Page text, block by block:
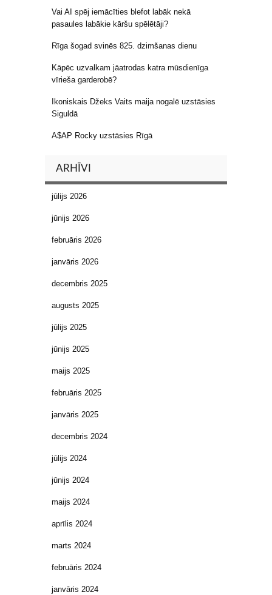
Vai AI spēj iemācīties blefot labāk nekā
pasaules labākie kāršu spēlētāji?
Rīga šogad svinēs 825. dzimšanas dienu
Kāpēc uzvalkam jāatrodas katra mūsdienīga
vīrieša garderobē?
Ikoniskais Džeks Vaits maija nogalē uzstāsies
Siguldā
A$AP Rocky uzstāsies Rīgā
ARHĪVI
jūlijs 2026
jūnijs 2026
februāris 2026
janvāris 2026
decembris 2025
augusts 2025
jūlijs 2025
jūnijs 2025
maijs 2025
februāris 2025
janvāris 2025
decembris 2024
jūlijs 2024
jūnijs 2024
maijs 2024
aprīlis 2024
marts 2024
februāris 2024
janvāris 2024